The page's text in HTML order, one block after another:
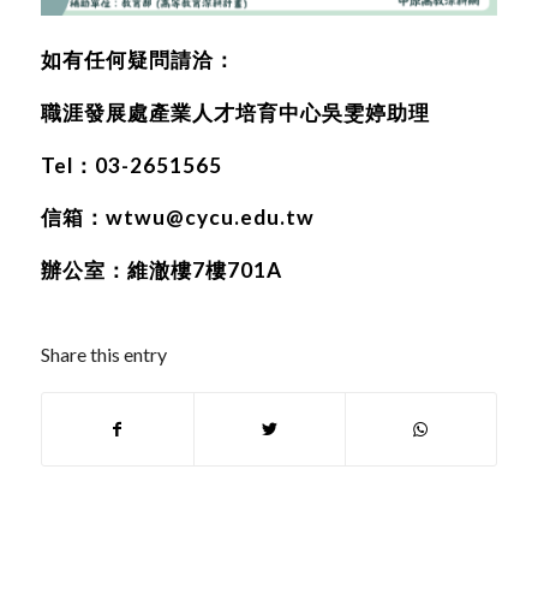
如有任何疑問請洽：
職涯發展處產業人才培育中心吳雯婷助理
Tel ： 03-2651565
信箱： wtwu@cycu.edu.tw
辦公室： 維澈樓7樓701A
Share this entry